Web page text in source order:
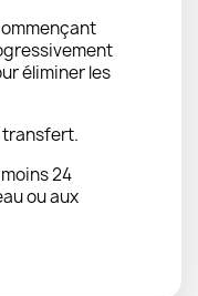
éliminer les
transfert.
24
ou aux